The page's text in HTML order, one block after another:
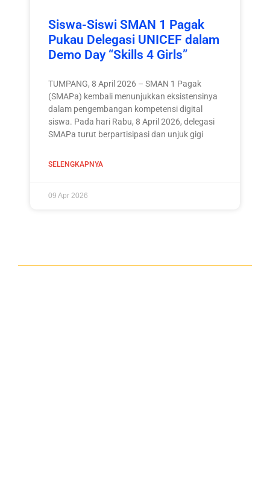
Siswa-Siswi SMAN 1 Pagak
Pukau Delegasi UNICEF dalam
Demo Day “Skills 4 Girls”
TUMPANG, 8 April 2026 – SMAN 1 Pagak
(SMAPa) kembali menunjukkan eksistensinya
dalam pengembangan kompetensi digital
siswa. Pada hari Rabu, 8 April 2026, delegasi
SMAPa turut berpartisipasi dan unjuk gigi
SELENGKAPNYA
09 Apr 2026